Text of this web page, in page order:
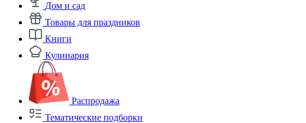
Дом и сад
Товары для праздников
Книги
Кулинария
Распродажа
Тематические подборки